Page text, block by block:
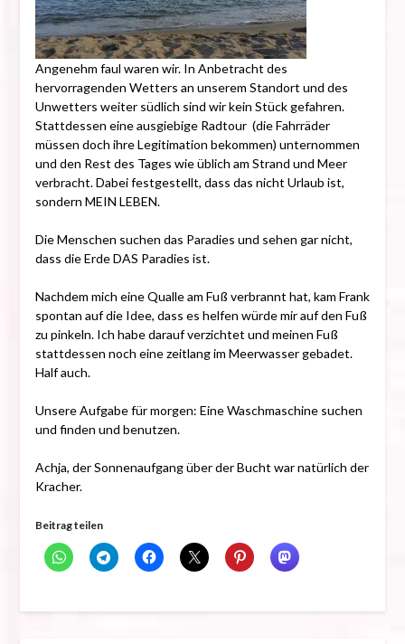
Angenehm faul waren wir. In Anbetracht des
hervorragenden Wetters an unserem Standort und des
Unwetters weiter südlich sind wir kein Stück gefahren.
Stattdessen eine ausgiebige Radtour (die Fahrräder
müssen doch ihre Legitimation bekommen) unternommen
und den Rest des Tages wie üblich am Strand und Meer
verbracht. Dabei festgestellt, dass das nicht Urlaub ist,
sondern MEIN LEBEN.
Die Menschen suchen das Paradies und sehen gar nicht,
dass die Erde DAS Paradies ist.
Nachdem mich eine Qualle am Fuß verbrannt hat, kam Frank
spontan auf die Idee, dass es helfen würde mir auf den Fuß
zu pinkeln. Ich habe darauf verzichtet und meinen Fuß
stattdessen noch eine zeitlang im Meerwasser gebadet.
Half auch.
Unsere Aufgabe für morgen: Eine Waschmaschine suchen
und finden und benutzen.
Achja, der Sonnenaufgang über der Bucht war natürlich der
Kracher.
Beitrag teilen